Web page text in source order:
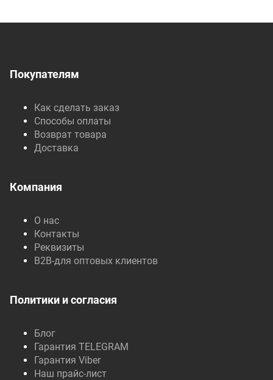
Покупателям
Как сделать заказ
Способы оплаты
Возврат товара
Доставка
Компания
О нас
Контакты
Реквизиты
B2B-для оптовых клиентов
Политики и согласия
Блог
Гарантия TELEGRAM
Гарантия Viber
Наш прайс-лист